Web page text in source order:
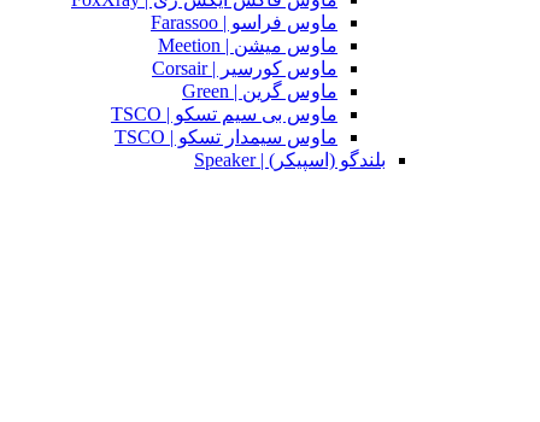
ماوس فراسو | Farassoo
ماوس میشن | Meetion
ماوس کورسیر | Corsair
ماوس گرین | Green
ماوس بی سیم تسکو | TSCO
ماوس سیمدار تسکو | TSCO
بلندگو (اسپیکر) | Speaker